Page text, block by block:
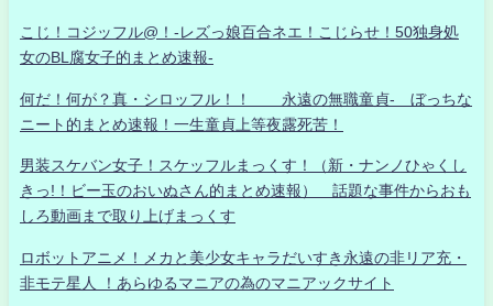
こじ！コジッフル@！-レズっ娘百合ネエ！こじらせ！50独身処
女のBL腐女子的まとめ速報-
何だ！何が？真・シロッフル！！ 永遠の無職童貞- ぼっちな
ニート的まとめ速報！一生童貞上等夜露死苦！
男装スケバン女子！スケッフルまっくす！（新・ナンノひゃくし
きっ!！ビー玉のおいぬさん的まとめ速報） 話題な事件からおも
しろ動画まで取り上げまっくす
ロボットアニメ！メカと美少女キャラだいすき永遠の非リア充・
非モテ星人 ！あらゆるマニアの為のマニアックサイト